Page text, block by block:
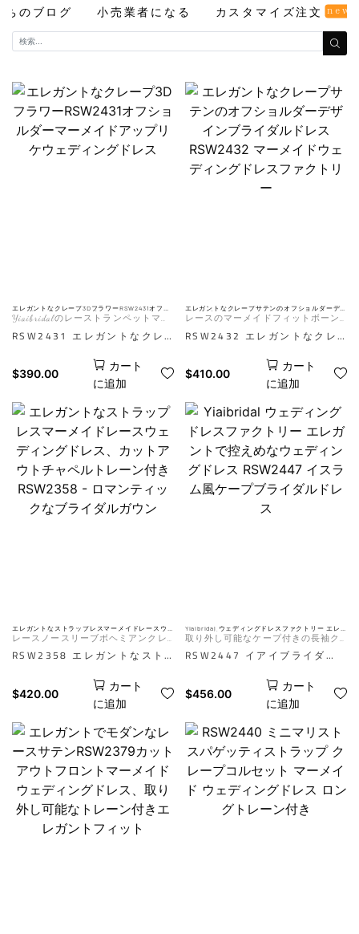
ちのブログ 小売業者になる カスタマイズ注文 new
エレガントなクレープ3DフラワーRSW2431オフシ
ョルダーマーメイドアップリケウェディングドレ
ス
Yiaibridalのレーストランペットマー
ディングドレス
RSW2431 エレガントなクレ
ープ3DフラワーRSW2431オ
フショルダーマーメイドアップ
リケウェディングドレスは、な
めらかで体にフィットするクレ
ープマーメイドシルエットと、
曲線美を強調する柔らかなフレ
アスカートを組み合わせまし
た。オフショルダーのネックラ
インとボディスには、ロマンチ
の効果はマネキン画像によって
異なります。
$390.00
カート
に追加
エレガントなクレープサテンのオフショルダーデ
ザインブライダルドレス RSW2432 マーメイドウ
ェディングドレスファクトリー
レースのマーメイドフィットボーン
付き、裾が残る
RSW2432 エレガントなクレ
ープサテンブライダルドレス
RSW2432は、滑らかなクレー
プサテンで仕立てられた洗練さ
れたマーメイドドレスです。優
美なオフショルダーネックライ
ンが鎖骨と肩を美しく引き立て
ます。ボディラインにフィット
するシルエット、すっきりとし
たライン、そしてミニマルなデ
実際の効果はマネキン写真によ
り異なります。
$410.00
カート
に追加
エレガントなストラップレスマーメイドレースウ
ェディングドレス、カットアウトチャペルトレー
ン付きRSW2358 - ロマンティックなブライダルガ
レースノースリーブボヘミアンクレ
ープビーチ花嫁ドレス
RSW2358 エレガントなスト
ラップレス マーメイド レース
ウェディングドレス
RSW2358 は、時代を超えた
ロマンスとモダンなディテール
を融合。繊細なレースをあしら
ったストラップレスのボディス
が、マーメイドスカートへと優
雅に広がります。ドラマチック
なカットアウトのチャペルトレ
$420.00
カート
に追加
Yiaibridal ウェディングドレスファクトリー エレ
ガントで控えめなウェディングドレス RSW2447
イスラム風ケープブライダルドレス
取り外し可能なケープ付きの長袖ク
レープウェディングドレス2ピース
RSW2447 イアイブライダ
ル・ウェディングドレス・ファ
クトリーのエレガントなモデス
ト・ウェディングドレス
RSW2447は、イスラム教の花
嫁のためにデザインされた、優
雅で胸元を包み込むブライダル
ガウンです。洗練されたハイネ
ックラインと長袖が、控えめな
$456.00
カート
に追加